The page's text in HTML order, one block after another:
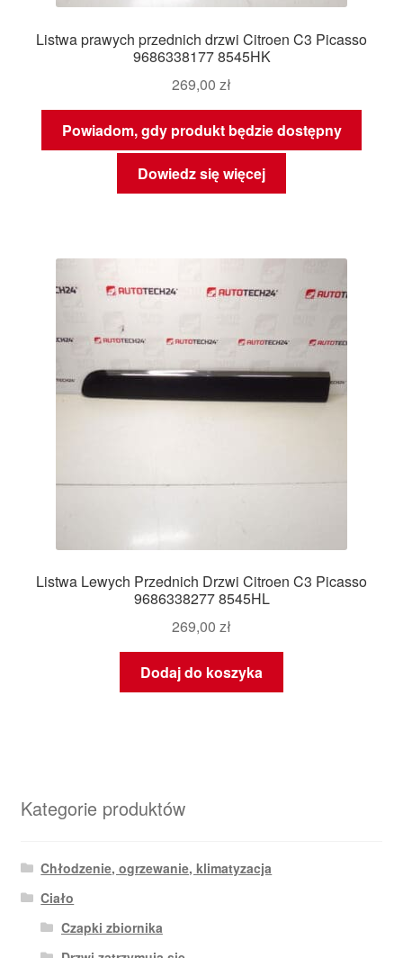
Listwa prawych przednich drzwi Citroen C3 Picasso
9686338177 8545HK
269,00 zł
Powiadom, gdy produkt będzie dostępny
Dowiedz się więcej
Listwa Lewych Przednich Drzwi Citroen C3 Picasso
9686338277 8545HL
269,00 zł
Dodaj do koszyka
Kategorie produktów
Chłodzenie, ogrzewanie, klimatyzacja
Ciało
Czapki zbiornika